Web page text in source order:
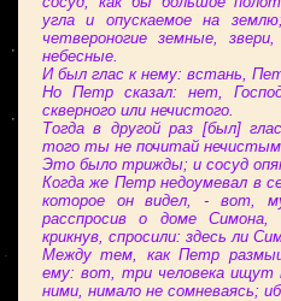
угла и опускаемое на
четвероногие земные,
небесные.
И был глас к нему: встань,
Но Петр сказал: нет,
скверного или нечистого.
Тогда в другой раз [был]
того ты не почитай
Это было трижды; и сосуд
Когда же Петр недоумевал в
которое он видел, - вот,
расспросив о доме
крикнув, спросили: здесь ли
Между тем, как Петр
ему: вот, три человека ищут
ними, нимало не сомневаясь;